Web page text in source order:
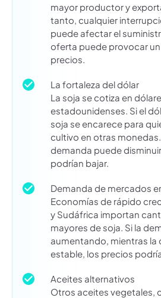
mayor productor y
tanto, cualquier
puede afectar el
oferta puede provocar
precios.
La fortaleza del dólar
La soja se cotiza en
estadounidenses. Si el
soja se encarece para
cultivo en otras
demanda puede
podrían bajar.
Demanda de mercados
Economías de rápido
y Sudáfrica importan
mayores de soja. Si la
aumentando, mientras la
estable, los precios
Aceites alternativos
Otros aceites vegetales,